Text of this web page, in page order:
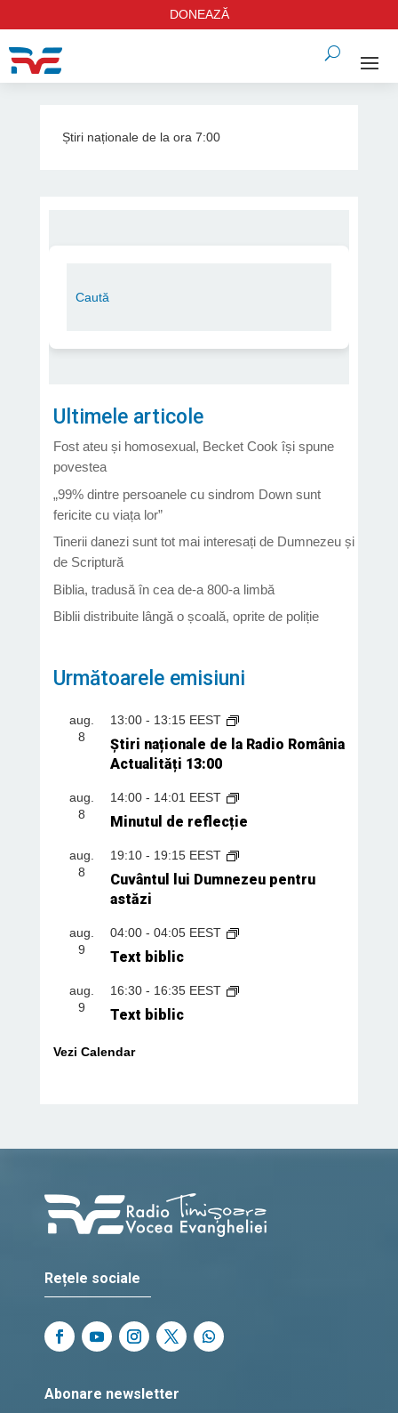
DONEAZĂ
Știri naționale de la ora 7:00
Ultimele articole
Fost ateu și homosexual, Becket Cook își spune
povestea
„99% dintre persoanele cu sindrom Down sunt
fericite cu viața lor”
Tinerii danezi sunt tot mai interesați de Dumnezeu și
de Scriptură
Biblia, tradusă în cea de-a 800-a limbă
Biblii distribuite lângă o școală, oprite de poliție
Următoarele emisiuni
aug.
8
13:00- 13:15 EEST
Știri naționale de la Radio România
Actualități 13:00
aug.
8
14:00- 14:01 EEST
Minutul de reflecție
aug.
8
19:10- 19:15 EEST
Cuvântul lui Dumnezeu pentru
astăzi
aug.
9
04:00- 04:05 EEST
Text biblic
aug.
9
16:30- 16:35 EEST
Text biblic
Vezi Calendar
Rețele sociale
Abonare newsletter